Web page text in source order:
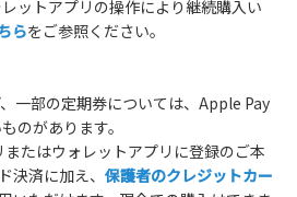
ットアプリの操作により継続購入い
らをご参照ください。
一部の定期券については、Apple Pay
のがあります。
たはウォレットアプリに登録のご本
決済に加え、 保護者のクレジットカー